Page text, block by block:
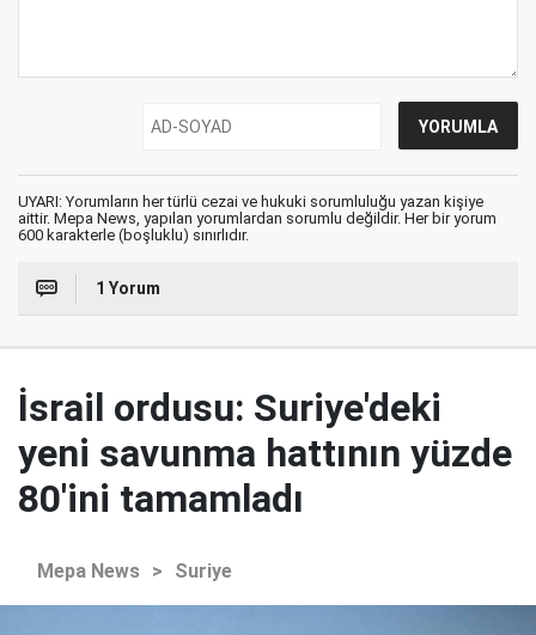
UYARI: Yorumların her türlü cezai ve hukuki sorumluluğu yazan kişiye
aittir. Mepa News, yapılan yorumlardan sorumlu değildir. Her bir yorum
600 karakterle (boşluklu) sınırlıdır.
1 Yorum
İsrail ordusu: Suriye'deki
yeni savunma hattının yüzde
80'ini tamamladı
Mepa News > Suriye